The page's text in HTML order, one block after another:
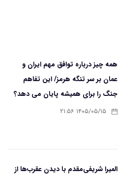
همه چیز درباره توافق مهم ایران و
عمان بر سر تنگه هرمز/ این تفاهم
جنگ را برای همیشه پایان می دهد؟
۱۴۰۵/۰۵/۱۵ ۲۱:۵۶
المیرا شریفی‌مقدم با دیدن عقرب‌ها از